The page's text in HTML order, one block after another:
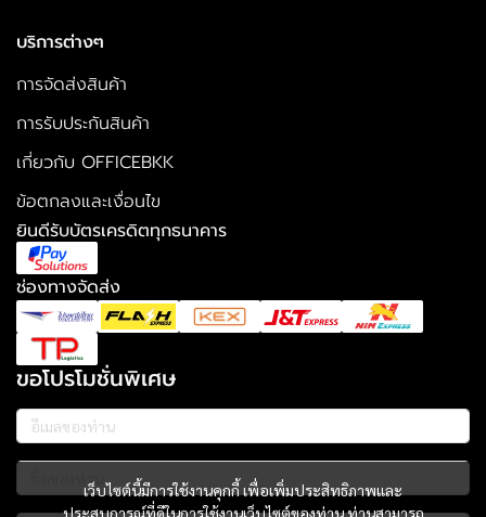
เว็บไซต์นี้มีการใช้งานคุกกี้ เพื่อเพิ่มประสิทธิภาพและ
ประสบการณ์ที่ดีในการใช้งานเว็บไซต์ของท่าน ท่านสามารถ
บริการต่างๆ
การจัดส่งสินค้า
การรับประกันสินค้า
เกี่ยวกับ OFFICEBKK
ข้อตกลงและเงื่อนไข
ยินดีรับบัตรเครดิตทุกธนาคาร
ช่องทางจัดส่ง
ขอโปรโมชั่นพิเศษ